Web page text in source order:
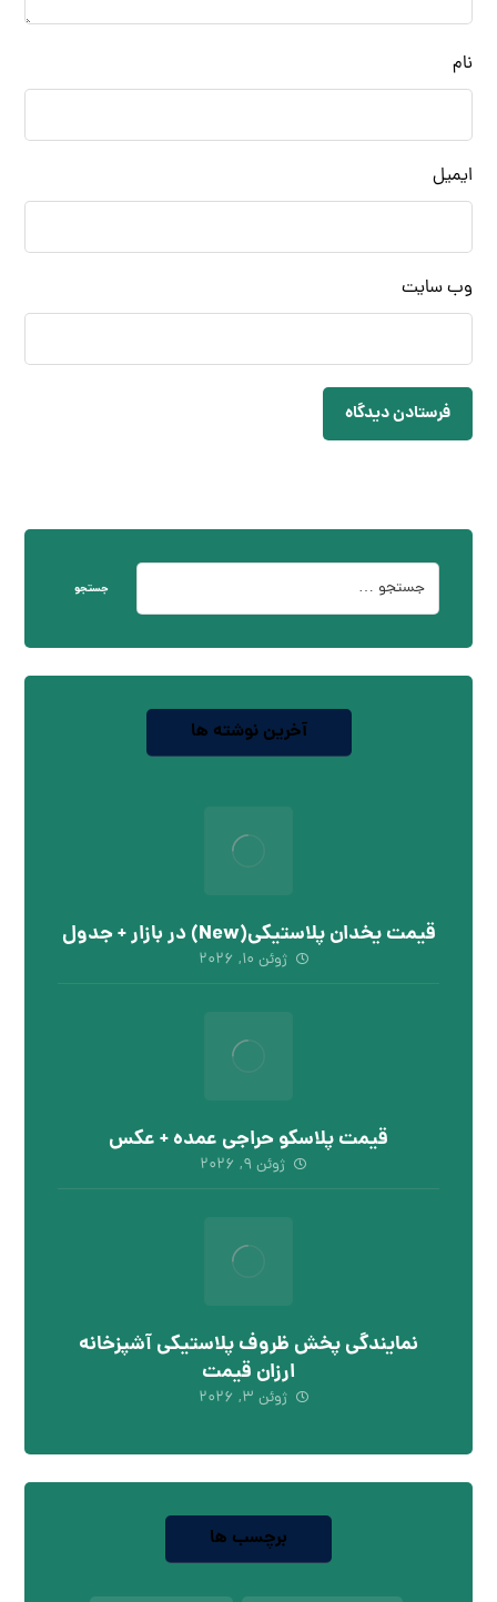
نام
ایمیل
وب‌ سایت
فرستادن دیدگاه
جستجو
آخرین نوشته ها
قیمت یخدان پلاستیکی(New) در بازار + جدول
ژوئن ۱۰, ۲۰۲۶
قیمت پلاسکو حراجی عمده + عکس
ژوئن ۹, ۲۰۲۶
نمایندگی پخش ظروف پلاستیکی آشپزخانه
ارزان قیمت
ژوئن ۳, ۲۰۲۶
برچسب ها